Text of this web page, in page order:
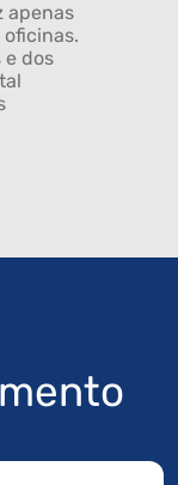
apenas
e dos